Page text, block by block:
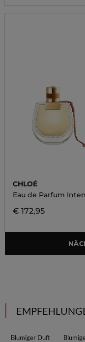
CHLOÉ
Eau de Parfum
€ 172,95
Blumiger Duft